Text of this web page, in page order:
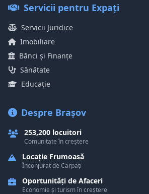
Servicii pentru Expați
Servicii Juridice
Imobiliare
Bănci și Finanțe
Sănătate
Educație
Despre Brașov
253,200 locuitori
Comunitate în creștere
Locație Frumoasă
Înconjurat de Carpați
Oportunități de Afaceri
Economie și turism în creștere